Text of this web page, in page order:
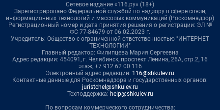
Сетевое издание «116.ру» (18+)
Зарегистрировано Федеральной службой по надзору в сфере связи,
информационных технологий и массовых коммуникаций (Роскомнадзор)
Регистрационный номер и дата принятия решения о регистрации: ЭЛ №
ФС 77-84679 от 06.02.2023 г.
Учредитель: Общество с ограниченной ответственностью "ИНТЕРНЕТ
ТЕХНОЛОГИИ"
Главный редактор: Филипцева Мария Сергеевна
Адрес редакции: 454091, г. Челябинск, проспект Ленина, 26А, стр.2, 16
этаж, +7 912 62 00 116
Электронный адрес редакции: 116@shkulev.ru
Контактные данные для Роскомнадзора и государственных органов:
juristchel@shkulev.ru
Техподдержка: help@shkulev.ru
По вопросам коммерческого сотрудничества: